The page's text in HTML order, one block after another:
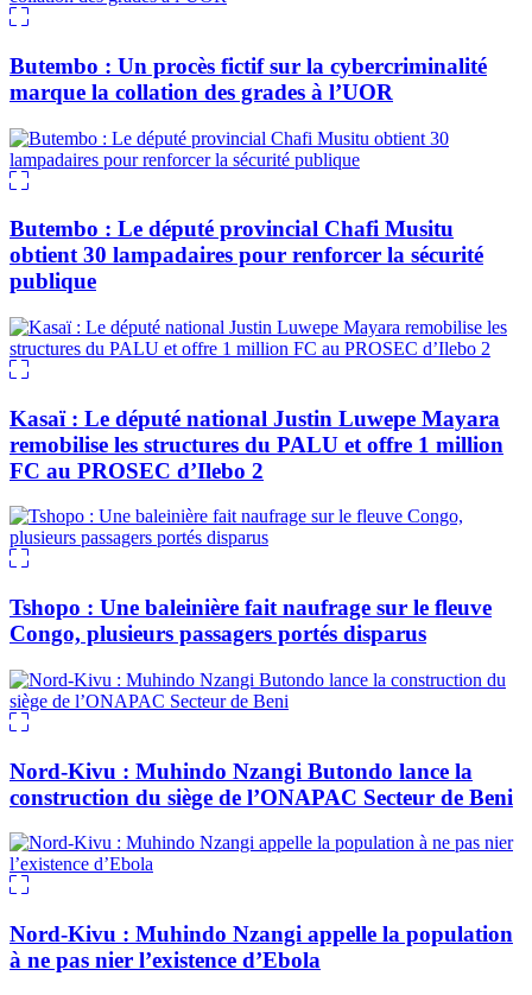
Butembo : Un procès fictif sur la cybercriminalité
marque la collation des grades à l’UOR
Butembo : Le député provincial Chafi Musitu
obtient 30 lampadaires pour renforcer la sécurité
publique
Kasaï : Le député national Justin Luwepe Mayara
remobilise les structures du PALU et offre 1 million
FC au PROSEC d’Ilebo 2
Tshopo : Une baleinière fait naufrage sur le fleuve
Congo, plusieurs passagers portés disparus
Nord-Kivu : Muhindo Nzangi Butondo lance la
construction du siège de l’ONAPAC Secteur de Beni
Nord-Kivu : Muhindo Nzangi appelle la population
à ne pas nier l’existence d’Ebola